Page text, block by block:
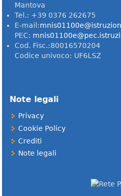
Mantova
Tel.: +39 0376 262675
E-mail:
PEC:
Cod. Fisc.:80016570204
Codice univoco: UF6LSZ
Note legali
Privacy
Cookie Policy
Crediti
Note legali